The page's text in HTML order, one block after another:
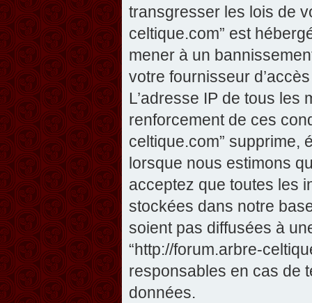
transgresser les lois de
celtique.com” est
mener à un
votre fournisseur
L’adresse IP de tous
renforcement de ces
celtique.com” supprime,
lorsque nous estimons
acceptez que toutes les
stockées dans notre
soient pas diffusées à
“http://forum.arbre-
responsables en cas de
données.